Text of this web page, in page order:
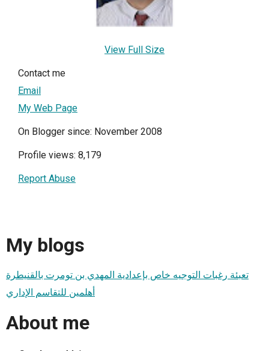
View Full Size
Contact me
Email
My Web Page
On Blogger since: November 2008
Profile views: 8,179
Report Abuse
My blogs
تعبئة رغبات التوجيه خاص بإعدادية المهدي بن تومرت بالقنيطرة
أهلمين للتقاسم الإداري
About me